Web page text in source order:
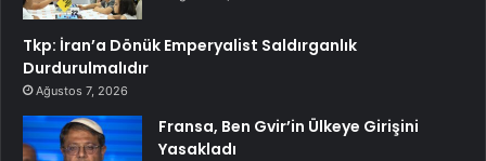
Tkp: İran’a Dönük Emperyalist Saldırganlık
Durdurulmalıdır
Ağustos 7, 2026
Fransa, Ben Gvir’in Ülkeye Girişini
Yasakladı